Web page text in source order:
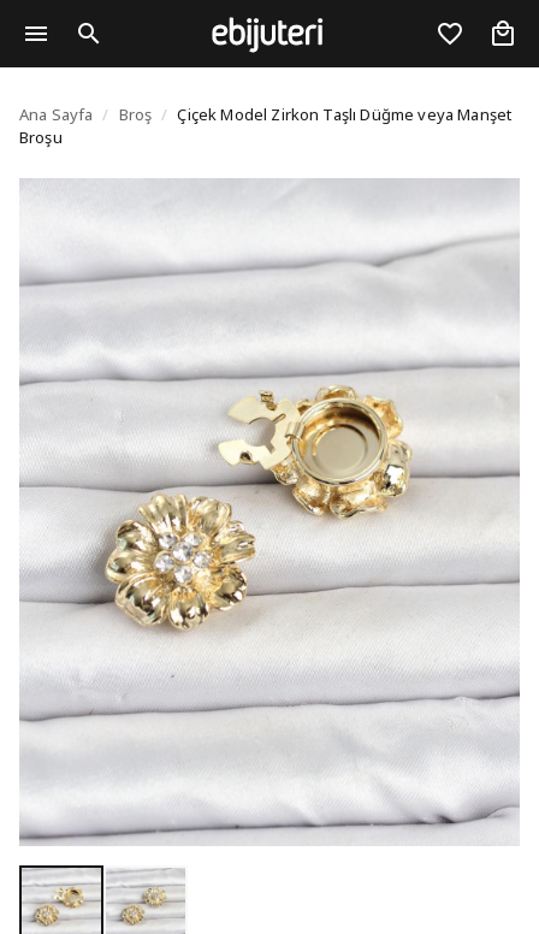
Çiçek Model Zirkon
Ana Sayfa / Broş / Çiçek Model Zirkon Taşlı Düğme veya Manşet
Broşu